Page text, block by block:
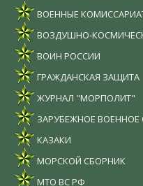
ВОЕННЫЕ
ВОЗДУШНО-
ВОИН РОССИИ
ГРАЖДАНСКАЯ ЗАЩИТА
ЖУРНАЛ "МОРПОЛИТ"
ЗАРУБЕЖНОЕ ВОЕННОЕ
КАЗАКИ
МОРСКОЙ СБОРНИК
МТО ВС РФ